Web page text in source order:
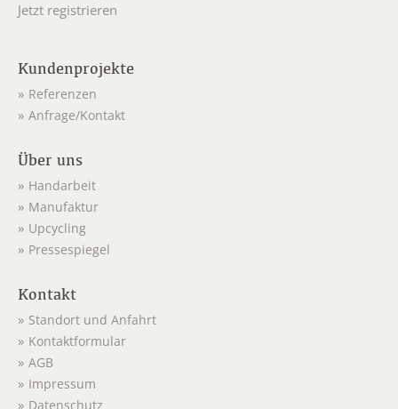
Jetzt registrieren
Kundenprojekte
Referenzen
Anfrage/Kontakt
Über uns
Handarbeit
Manufaktur
Upcycling
Pressespiegel
Kontakt
Standort und Anfahrt
Kontaktformular
AGB
Impressum
Datenschutz